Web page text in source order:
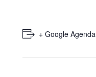
+ Google Agenda